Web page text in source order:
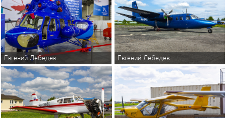
Евгений Лебедев Евгений Лебедев